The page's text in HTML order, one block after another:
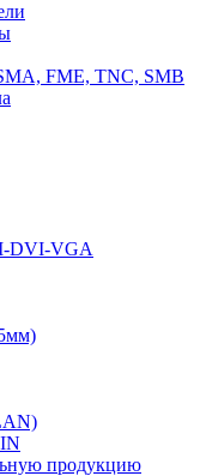
FME, TNC, SMB
DVI-VGA
продукцию